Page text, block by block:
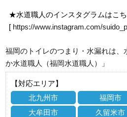
★水道職人のインスタグラムはこち
[ https://www.instagram.com/
福岡のトイレのつまり・水漏れは、
か水道職人（福岡水道職人）」
【対応エリア】
北九州市
福岡市
大牟田市
久留米市